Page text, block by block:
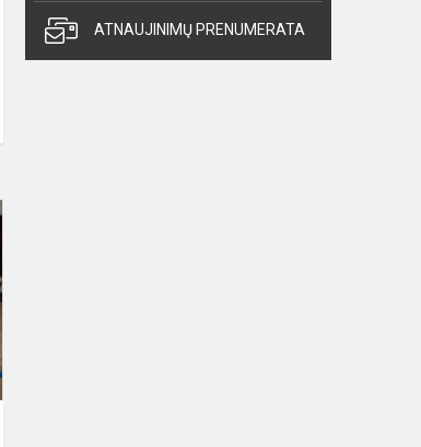
Šeštokai
žinių
„Tūkstantmečio
ATNAUJINIMŲ PRENUMERATA